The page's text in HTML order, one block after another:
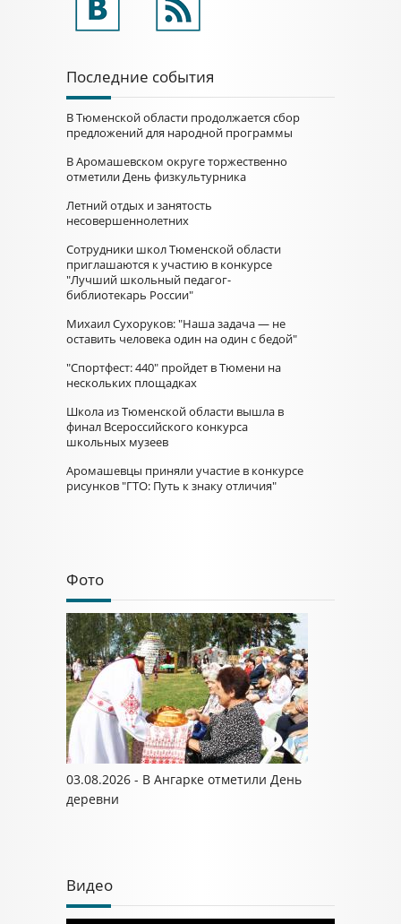
Последние события
В Тюменской области продолжается сбор
предложений для народной программы
В Аромашевском округе торжественно
отметили День физкультурника
Летний отдых и занятость
несовершеннолетних
Сотрудники школ Тюменской области
приглашаются к участию в конкурсе
"Лучший школьный педагог-
библиотекарь России"
Михаил Сухоруков: "Наша задача — не
оставить человека один на один с бедой"
"Спортфест: 440" пройдет в Тюмени на
нескольких площадках
Школа из Тюменской области вышла в
финал Всероссийского конкурса
школьных музеев
Аромашевцы приняли участие в конкурсе
рисунков "ГТО: Путь к знаку отличия"
Фото
03.08.2026 - В Ангарке отметили День
деревни
Видео